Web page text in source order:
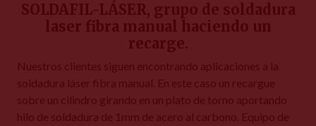
SOLDAFIL-LÁSER, grupo de soldadura
laser fibra manual haciendo un
recarge.
Nuestros clientes siguen encontrando aplicaciones a la
soldadura láser fibra manual. En este caso un recargue
sobre un cilindro girando en un plato de torno aportando
hilo de soldadura de 1mm de acero al carbono. Equipo de